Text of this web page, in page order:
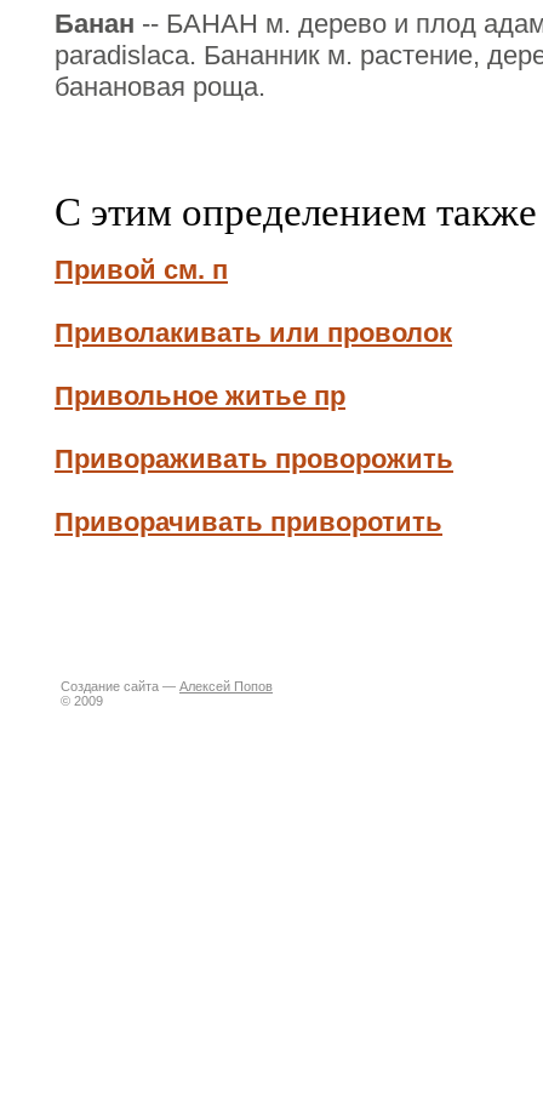
Банан -- БАНАН м. дерево и плод
paradislaca. Бананник м. растение,
банановая роща.
С этим определением
Привой см. п
Приволакивать или проволок
Привольное житье пр
Привораживать проворожить
Приворачивать приворотить
Создание сайта — Алексей Попов
© 2009